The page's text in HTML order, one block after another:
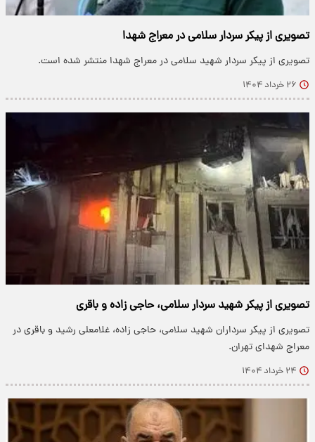
تصویری از پیکر سردار سلامی در معراج شهدا
تصویری از پیکر سردار شهید سلامی در معراج شهدا منتشر شده است.
۲۶ خرداد ۱۴۰۴
تصویری از پیکر شهید سردار سلامی، حاجی زاده و باقری
تصویری از پیکر سرداران شهید سلامی، حاجی زاده، غلامعلی رشید و باقری در
معراج شهدای تهران.
۲۴ خرداد ۱۴۰۴